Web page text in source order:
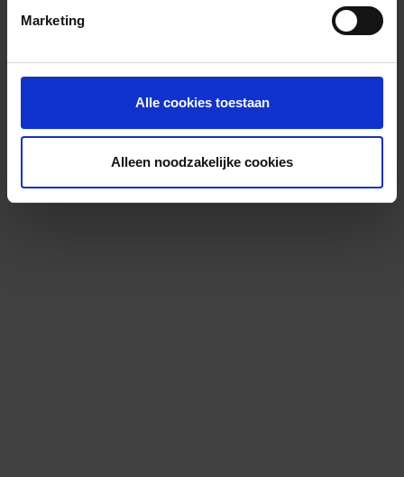
Marketing
Alle cookies toestaan
Alleen noodzakelijke cookies